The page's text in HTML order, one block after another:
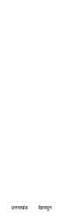
उत्तराखंड देहरादून